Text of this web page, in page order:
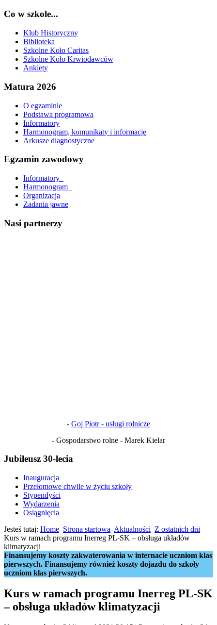
Co w szkole...
Klub Historyczny
Biblioteka
Szkolne Koło Caritas
Szkolne Koło Krwiodawców
Ankiety
Matura 2026
O egzaminie
Podstawa programowa
Informatory
Harmonogram, komunikaty i informacje
Arkusze diagnostyczne
Egzamin zawodowy
Informatory_
Harmonogram_
Organizacja
Zadania jawne
Nasi partnerzy
- Goj Piotr - usługi rolnicze
- Gospodarstwo rolne - Marek Kielar
Jubileusz 30-lecia
Inauguracja
Przełomowe chwile w życiu szkoły
Stypendyści
Wydarzenia
Osiągnięcia
Jesteś tutaj: Home Strona startowa Aktualności Z ostatnich dni
Kurs w ramach programu Inerreg PL-SK – obsługa układów
klimatyzacji
Finansujemy koszty zakwaterowania w internacie uczniom klas
pierwszych. Finansujemy również koszty dojazdu do szkoły
uczniom klas pierwszych.
Kurs w ramach programu Inerreg PL-SK
– obsługa układów klimatyzacji